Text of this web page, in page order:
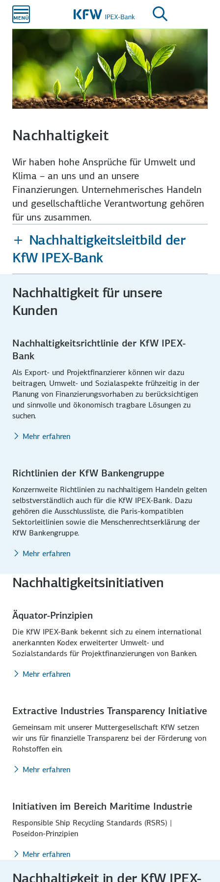
Hauptinhalt
Nachhaltigkeit
Wir haben hohe Ansprüche für Umwelt und
Klima – an uns und an unsere
Finanzierungen. Unternehmerisches Handeln
und gesellschaftliche Verantwortung gehören
für uns zusammen.
Nachhaltigkeitsleitbild der
KfW IPEX-Bank
Nachhaltigkeit für unsere
Kunden
Nachhaltigkeitsrichtlinie der KfW IPEX-
Bank
Als Export- und Projekt­finanzierer können wir dazu
beitragen, Umwelt- und Sozialaspekte frühzeitig in der
Planung von Finanzierungs­vorhaben zu berück­sichtigen
und sinnvolle und ökonomisch tragbare Lösungen zu
suchen.
Mehr erfahren
Richtlinien der KfW Bankengruppe
Konzernweite Richtlinien zu nach­haltigem Handeln gelten
selbst­ver­ständlich auch für die KfW IPEX-Bank. Dazu
gehören die Ausschluss­liste, die Paris-kompatiblen
Sektorleitlinien sowie die Menschen­rechts­erklärung der
KfW Bankengruppe.
Mehr erfahren
Nachhaltigkeitsinitiativen
Äquator-Prinzipien
Die KfW IPEX-Bank bekennt sich zu einem international
anerkannten Kodex erweiterter Umwelt- und
Sozialstandards für Projektfinanzierungen von Banken.
Mehr erfahren
Extractive Industries Transparency Initiative
Gemeinsam mit unserer Muttergesellschaft KfW setzen
wir uns für finanzielle Transparenz bei der Förderung von
Rohstoffen ein.
Mehr erfahren
Initiativen im Bereich Maritime Industrie
Responsible Ship Recycling Standards (RSRS) |
Poseidon-Prinzipien
Mehr erfahren
Nachhaltigkeit in der KfW IPEX-